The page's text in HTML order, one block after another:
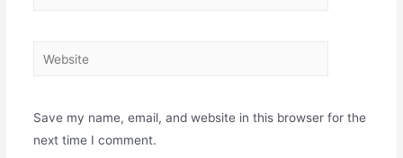
Website
Save my name, email, and website in this browser for the
next time I comment.